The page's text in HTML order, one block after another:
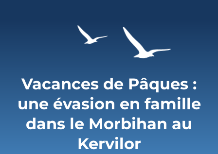
Vacances de Pâques :
une évasion en famille
dans le Morbihan au
Kervilor